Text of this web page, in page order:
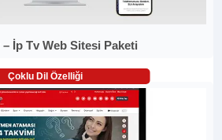
– İp Tv Web Sitesi Paketi
Çoklu Dil Özelliği